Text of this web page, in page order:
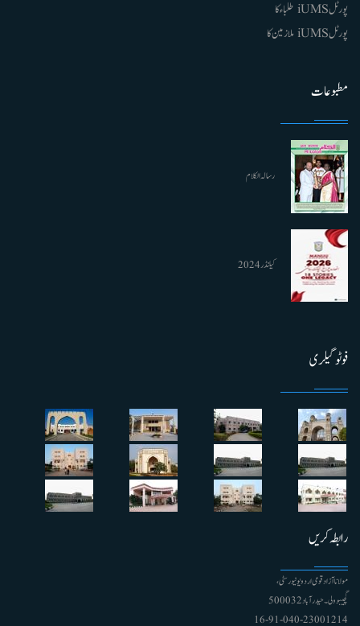
پورٹل iUMS طلباء کا
پورٹل iUMS ملازمین کا
مطبوعات
رسالہ الکلام
کیلنڈر 2024
فوٹو گیلری
رابطہ کریں
مولانا آزاد قومی اردو یونیورسٹی ،
گچیبوولی۔ حیدرآباد 500032
91-040-23001214 - 16